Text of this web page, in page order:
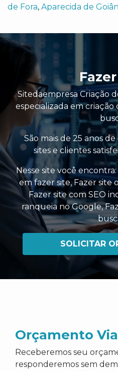
de Fora, Aparecida de
Sitedaempresa Criação
especializada em criação
São mais de 25 anos
sites e clientes
Nesse site você encontra:
em fazer site,Fazer site
Fazer site com SEO
ranqueia no Google,
SOLICITAR
Orçamento
Receberemos seu
responderemos sem